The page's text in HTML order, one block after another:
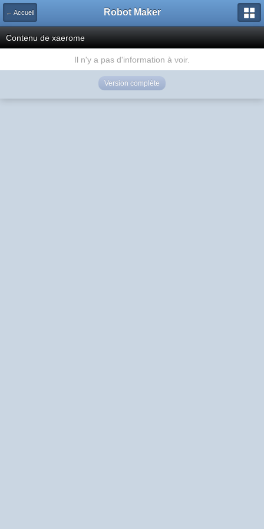
← Accueil Robot Maker
Contenu de xaerome
Il n'y a pas d'information à voir.
Version complète